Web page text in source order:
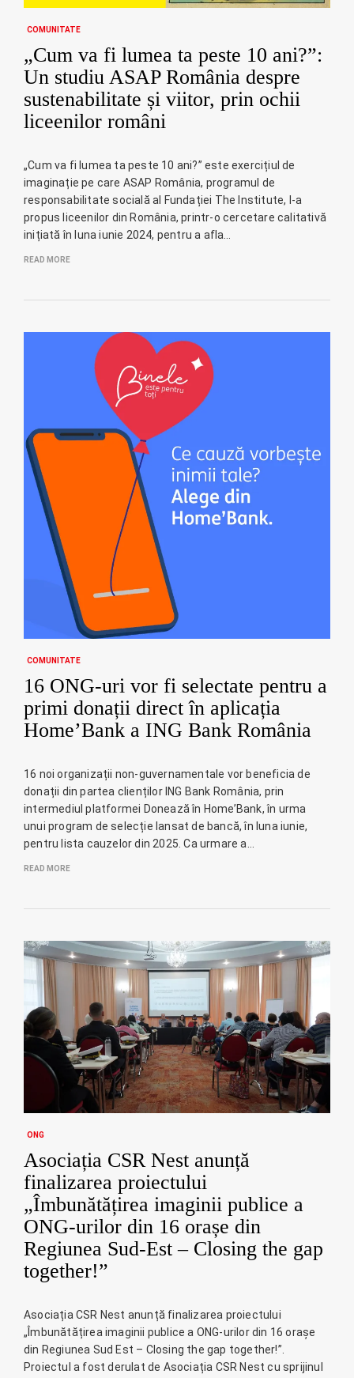
COMUNITATE
„Cum va fi lumea ta peste 10 ani?”:
Un studiu ASAP România despre
sustenabilitate și viitor, prin ochii
liceenilor români
„Cum va fi lumea ta peste 10 ani?” este exercițiul de
imaginație pe care ASAP România, programul de
responsabilitate socială al Fundației The Institute, l-a
propus liceenilor din România, printr-o cercetare calitativă
inițiată în luna iunie 2024, pentru a afla…
READ MORE
COMUNITATE
16 ONG-uri vor fi selectate pentru a
primi donații direct în aplicația
Home’Bank a ING Bank România
16 noi organizații non-guvernamentale vor beneficia de
donații din partea clienților ING Bank România, prin
intermediul platformei Donează în Home’Bank, în urma
unui program de selecție lansat de bancă, în luna iunie,
pentru lista cauzelor din 2025. Ca urmare a…
READ MORE
ONG
Asociația CSR Nest anunță
finalizarea proiectului
„Îmbunătățirea imaginii publice a
ONG-urilor din 16 orașe din
Regiunea Sud-Est – Closing the gap
together!”
Asociația CSR Nest anunță finalizarea proiectului
„Îmbunătățirea imaginii publice a ONG-urilor din 16 orașe
din Regiunea Sud Est – Closing the gap together!”.
Proiectul a fost derulat de Asociația CSR Nest cu sprijinul